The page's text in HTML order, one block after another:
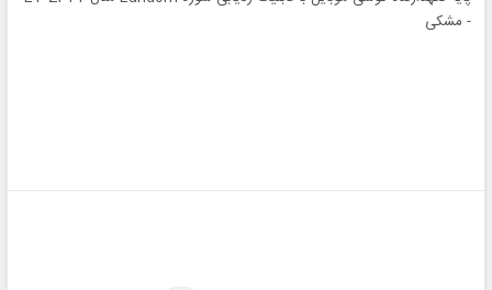
- مشکی